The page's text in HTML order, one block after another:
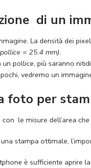
di un
La densità dei
= 25.4 mm).
pollice, più saranno
vedremo un
foto per
le misure dell’area
stampa ottimale,
è sufficiente aprire